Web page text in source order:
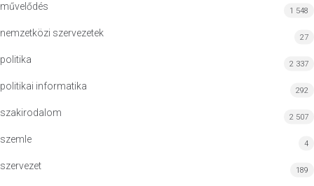
művelődés 1 548
nemzetközi szervezetek 27
politika 2 337
politikai informatika 292
szakirodalom 2 507
szemle 4
szervezet 189